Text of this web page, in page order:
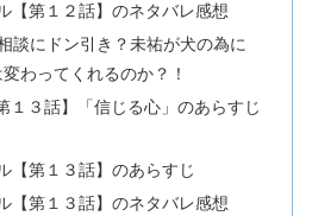
【第１２話】のネタバレ感想
談にドン引き？未祐が犬の為に
わってくれるのか？！
１３話】「信じる心」のあらすじ
【第１３話】のあらすじ
【第１３話】のネタバレ感想